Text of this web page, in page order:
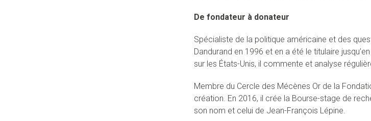
De fondateur à donateur
Spécialiste de la politique américaine et des
Dandurand en 1996 et en a été le titulaire
sur les États-Unis, il commente et analyse
Membre du Cercle des Mécènes Or de la
création. En 2016, il crée la Bourse-stage de
son nom et celui de Jean-François Lépine.